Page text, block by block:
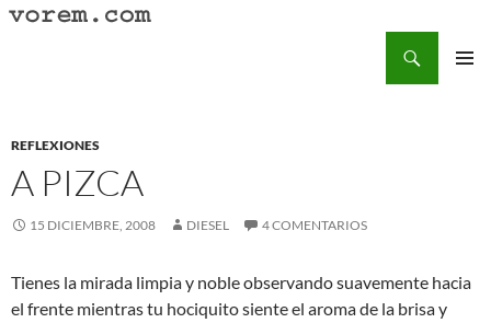
Saltar
REFLEXIONES
A PIZCA
15 DICIEMBRE, 2008 DIESEL 4 COMENTARIOS
Tienes la mirada limpia y noble observando suavemente hacia
el frente mientras tu hociquito siente el aroma de la brisa y